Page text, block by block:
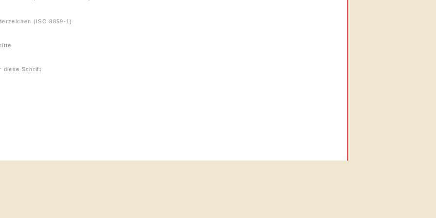
(ISO 8859-1)
diese Schrift